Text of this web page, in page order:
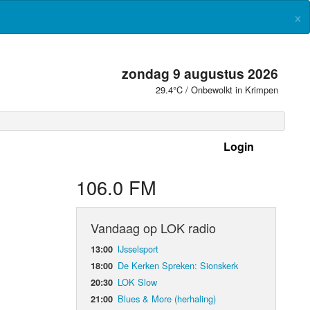
×
zondag 9 augustus 2026
29.4°C / Onbewolkt in Krimpen
Login
106.0 FM
Vandaag op LOK radio
13:00 IJsselsport
18:00 De Kerken Spreken: Sionskerk
20:30 LOK Slow
21:00 Blues & More (herhaling)